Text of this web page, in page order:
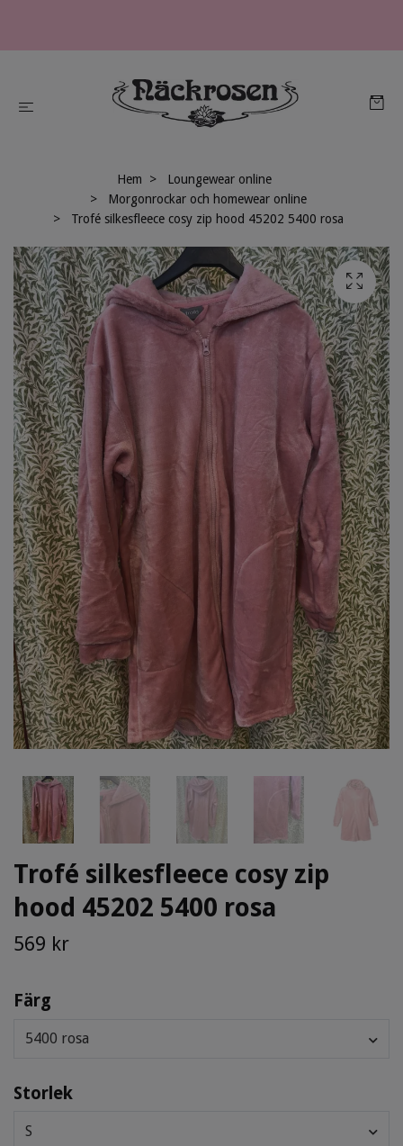
Hem
Loungewear online
Morgonrockar och homewear online
Trofé silkesfleece cosy zip hood 45202 5400 rosa
Trofé silkesfleece cosy zip
hood 45202 5400 rosa
569 kr
Färg
5400 rosa
Storlek
S